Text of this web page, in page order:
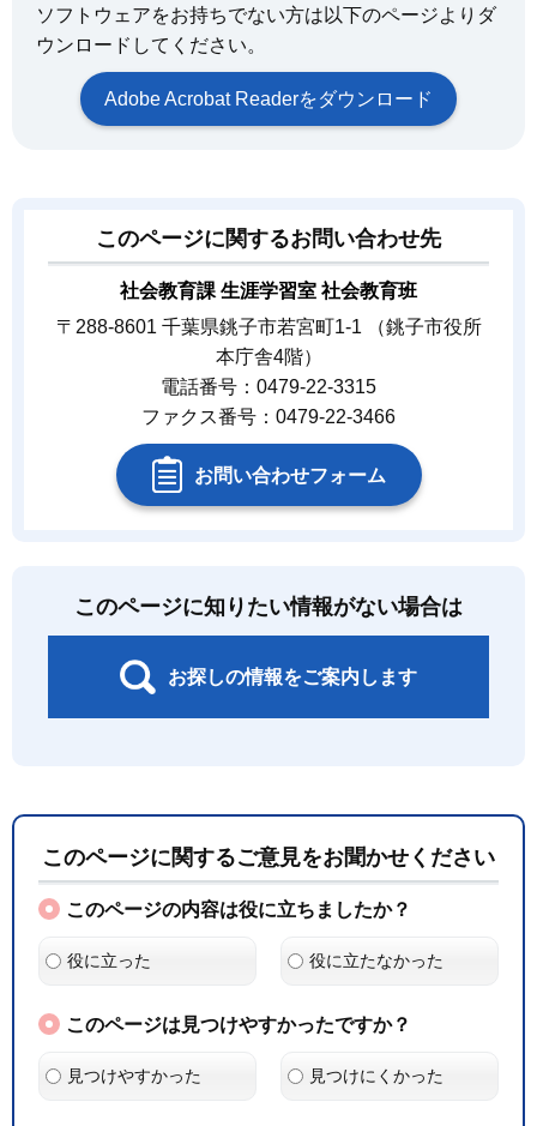
ソフトウェアをお持ちでない方は以下のページよりダ
ウンロードしてください。
Adobe Acrobat Readerをダウンロード
このページに関するお問い合わせ先
社会教育課 生涯学習室 社会教育班
〒288-8601 千葉県銚子市若宮町1-1 （銚子市役所
本庁舎4階）
電話番号：0479-22-3315
ファクス番号：0479-22-3466
お問い合わせフォーム
このページに知りたい情報がない場合は
お探しの情報をご案内します
このページに関するご意見をお聞かせください
このページの内容は役に立ちましたか？
役に立った 役に立たなかった
このページは見つけやすかったですか？
見つけやすかった 見つけにくかった